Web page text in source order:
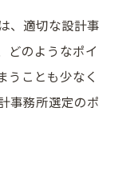
、適切な設計事
どのようなポイ
うことも少なく
事務所選定のポ